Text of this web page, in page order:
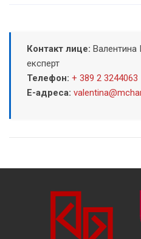
Контакт лице: Валентина
експерт
Телефон: + 389 2 3244063
Е-адреса: